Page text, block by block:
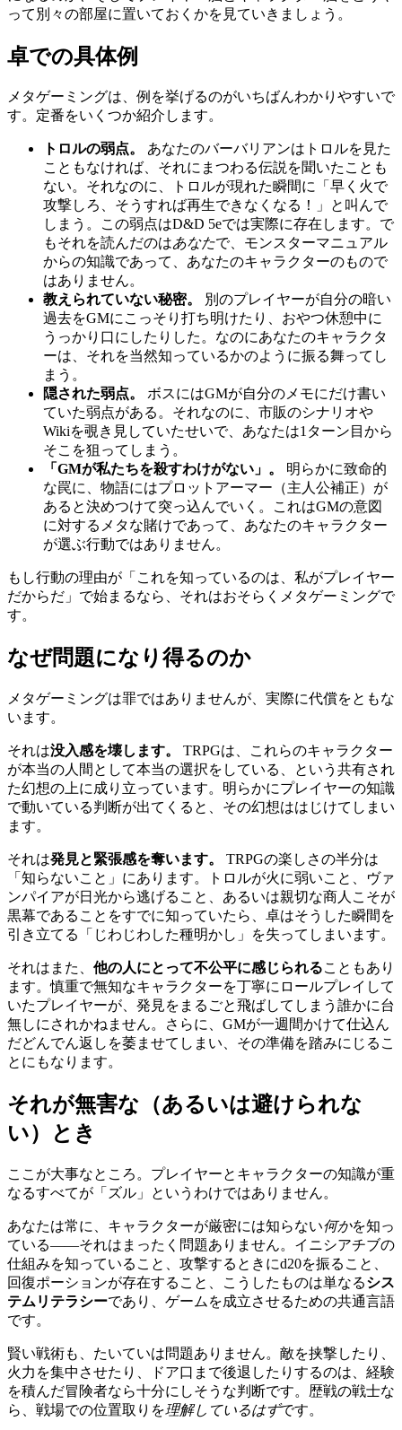
って別々の部屋に置いておくかを見ていきましょう。
卓での具体例
メタゲーミングは、例を挙げるのがいちばんわかりやすいで
す。定番をいくつか紹介します。
トロルの弱点。
あなたのバーバリアンはトロルを見た
こともなければ、それにまつわる伝説を聞いたことも
ない。それなのに、トロルが現れた瞬間に「早く火で
攻撃しろ、そうすれば再生できなくなる！」と叫んで
しまう。この弱点はD&D 5eでは実際に存在します。で
もそれを読んだのはあなたで、モンスターマニュアル
からの知識であって、あなたのキャラクターのもので
はありません。
教えられていない秘密。
別のプレイヤーが自分の暗い
過去をGMにこっそり打ち明けたり、おやつ休憩中に
うっかり口にしたりした。なのにあなたのキャラクタ
ーは、それを当然知っているかのように振る舞ってし
まう。
隠された弱点。
ボスにはGMが自分のメモにだけ書い
ていた弱点がある。それなのに、市販のシナリオや
Wikiを覗き見していたせいで、あなたは1ターン目から
そこを狙ってしまう。
「GMが私たちを殺すわけがない」。
明らかに致命的
な罠に、物語にはプロットアーマー（主人公補正）が
あると決めつけて突っ込んでいく。これはGMの意図
に対するメタな賭けであって、あなたのキャラクター
が選ぶ行動ではありません。
もし行動の理由が「これを知っているのは、私がプレイヤー
だからだ」で始まるなら、それはおそらくメタゲーミングで
す。
なぜ問題になり得るのか
メタゲーミングは罪ではありませんが、実際に代償をともな
います。
それは没入感を壊します。
TRPGは、これらのキャラクター
が本当の人間として本当の選択をしている、という共有され
た幻想の上に成り立っています。明らかにプレイヤーの知識
で動いている判断が出てくると、その幻想ははじけてしまい
ます。
それは発見と緊張感を奪います。
TRPGの楽しさの半分は
「知らないこと」にあります。トロルが火に弱いこと、ヴァ
ンパイアが日光から逃げること、あるいは親切な商人こそが
黒幕であることをすでに知っていたら、卓はそうした瞬間を
引き立てる「じわじわした種明かし」を失ってしまいます。
それはまた、 他の人にとって不公平に感じられることもあり
ます。慎重で無知なキャラクターを丁寧にロールプレイして
いたプレイヤーが、発見をまるごと飛ばしてしまう誰かに台
無しにされかねません。さらに、GMが一週間かけて仕込ん
だどんでん返しを萎ませてしまい、その準備を踏みにじるこ
とにもなります。
それが無害な（あるいは避けられな
い）とき
ここが大事なところ。プレイヤーとキャラクターの知識が重
なるすべてが「ズル」というわけではありません。
あなたは常に、キャラクターが厳密には知らない何かを知っ
ている――それはまったく問題ありません。イニシアチブの
仕組みを知っていること、攻撃するときにd20を振ること、
回復ポーションが存在すること、こうしたものは単なるシス
テムリテラシーであり、ゲームを成立させるための共通言語
です。
賢い戦術も、たいていは問題ありません。敵を挟撃したり、
火力を集中させたり、ドア口まで後退したりするのは、経験
を積んだ冒険者なら十分にしそうな判断です。歴戦の戦士な
ら、戦場での位置取りを理解しているはずです。